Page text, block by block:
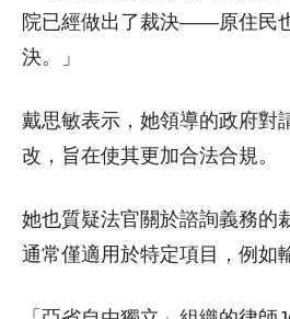
院已經做出了裁決——原住民
決。」
戴思敏表示，她領導的政府對
改，旨在使其更加合法合規。
她也質疑法官關於諮詢義務的
通常僅適用於特定項目，例如